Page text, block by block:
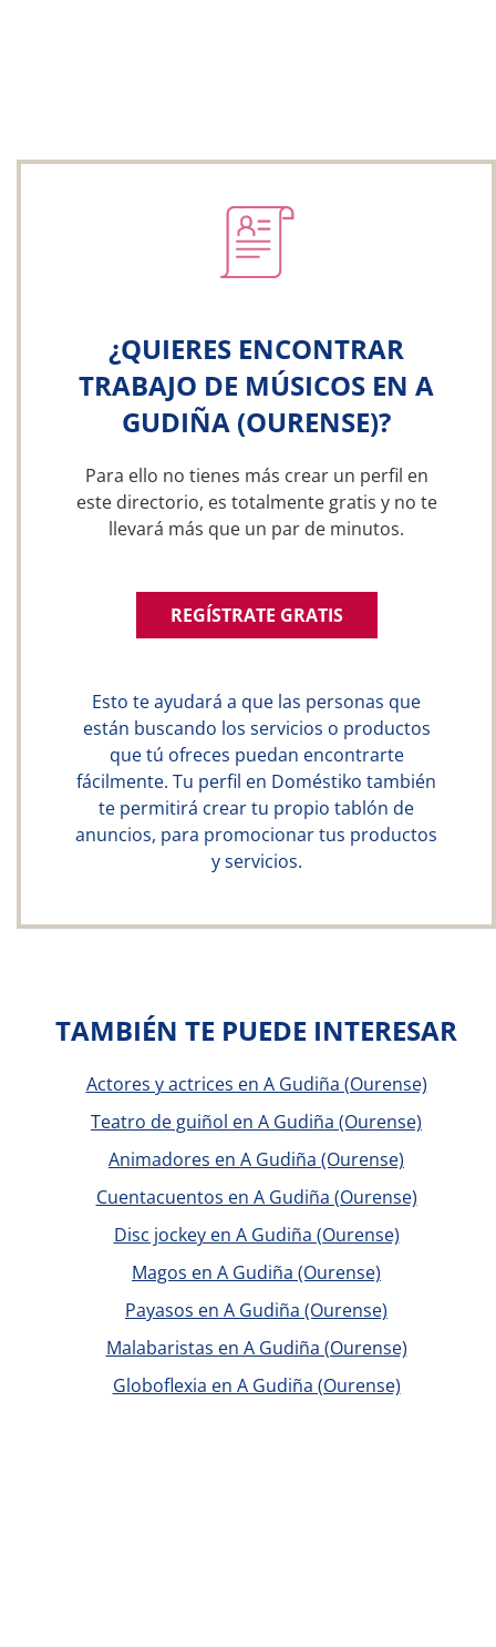
¿QUIERES ENCONTRAR
TRABAJO DE MÚSICOS EN A
GUDIÑA (OURENSE)?
Para ello no tienes más crear un perfil en
este directorio, es totalmente gratis y no te
llevará más que un par de minutos.
REGÍSTRATE GRATIS
Esto te ayudará a que las personas que
están buscando los servicios o productos
que tú ofreces puedan encontrarte
fácilmente. Tu perfil en Doméstiko también
te permitirá crear tu propio tablón de
anuncios, para promocionar tus productos
y servicios.
TAMBIÉN TE PUEDE INTERESAR
Actores y actrices en A Gudiña (Ourense)
Teatro de guiñol en A Gudiña (Ourense)
Animadores en A Gudiña (Ourense)
Cuentacuentos en A Gudiña (Ourense)
Disc jockey en A Gudiña (Ourense)
Magos en A Gudiña (Ourense)
Payasos en A Gudiña (Ourense)
Malabaristas en A Gudiña (Ourense)
Globoflexia en A Gudiña (Ourense)